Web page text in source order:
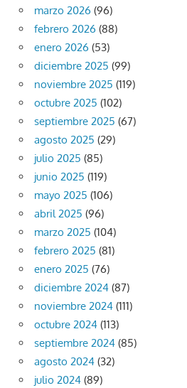
marzo 2026 (96)
febrero 2026 (88)
enero 2026 (53)
diciembre 2025 (99)
noviembre 2025 (119)
octubre 2025 (102)
septiembre 2025 (67)
agosto 2025 (29)
julio 2025 (85)
junio 2025 (119)
mayo 2025 (106)
abril 2025 (96)
marzo 2025 (104)
febrero 2025 (81)
enero 2025 (76)
diciembre 2024 (87)
noviembre 2024 (111)
octubre 2024 (113)
septiembre 2024 (85)
agosto 2024 (32)
julio 2024 (89)